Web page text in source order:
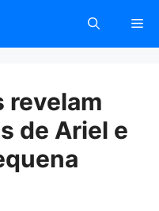
revelam
de Ariel e